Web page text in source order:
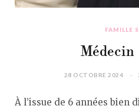
FAMILLE
Médecin
28 OCTOBRE 2024
À l’issue de 6 années bien